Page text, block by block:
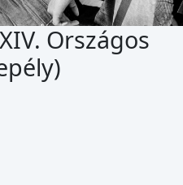
Országos